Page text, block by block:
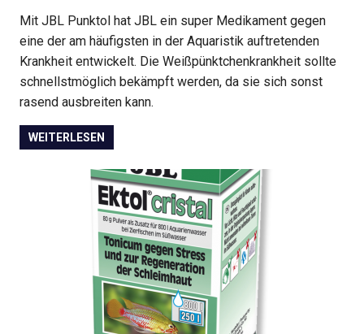
Mit JBL Punktol hat JBL ein super Medikament gegen
eine der am häufigsten in der Aquaristik auftretenden
Krankheit entwickelt. Die Weißpünktchenkrankheit sollte
schnellstmöglich bekämpft werden, da sie sich sonst
rasend ausbreiten kann.
WEITERLESEN